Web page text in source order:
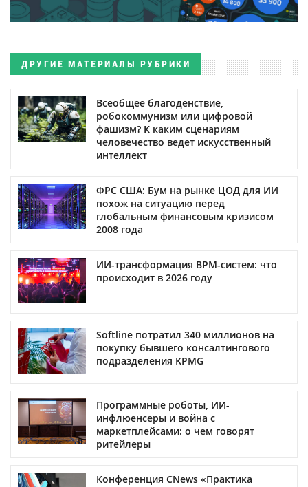
ДРУГИЕ МАТЕРИАЛЫ РУБРИКИ
Всеобщее благоденствие,
робокоммунизм или цифровой
фашизм? К каким сценариям
человечество ведет искусственный
интеллект
ФРС США: Бум на рынке ЦОД для ИИ
похож на ситуацию перед
глобальным финансовым кризисом
2008 года
ИИ-трансформация BPM-систем: что
происходит в 2026 году
Softline потратил 340 миллионов на
покупку бывшего консалтингового
подразделения KPMG
Программные роботы, ИИ-
инфлюенсеры и война с
маркетплейсами: о чем говорят
ритейлеры
Конференция CNews «Практика